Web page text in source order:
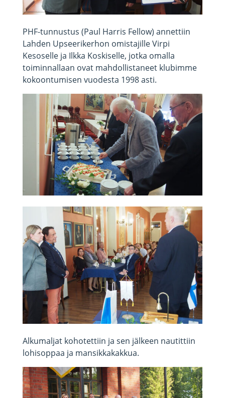
PHF-tunnustus (Paul Harris Fellow) annettiin
Lahden Upseerikerhon omistajille Virpi
Kesoselle ja Ilkka Koskiselle, jotka omalla
toiminnallaan ovat mahdollistaneet klubimme
kokoontumisen vuodesta 1998 asti.
Alkumaljat kohotettiin ja sen jälkeen nautittiin
lohisoppaa ja mansikkakakkua.